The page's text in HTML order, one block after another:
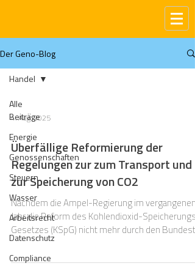
Der Geno-Blog
Alle
Beiträge
Energie
Genossenschaften
Steuern
Wasser
Arbeitsrecht
Datenschutz
Compliance
Handel
4. Aug. 2025
Überfällige Reformierung der
Regelungen zur zum Transport und
zur Speicherung von CO2
Nachdem die Ampel-Regierung im vergangenen
Jahr die Reform des Kohlendioxid-Speicherungs-
Gesetzes (KSpG) nicht mehr durch den
bringen konnte, hat sich die neue
Bundesregierung sowohl im Koalitionsvertrag als